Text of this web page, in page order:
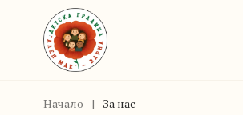
Начало | За нас